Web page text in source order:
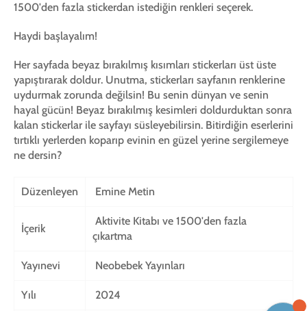
1500'den fazla stickerdan istediğin renkleri seçerek.
Haydi başlayalım!
Her sayfada beyaz bırakılmış kısımları stickerları üst üste
yapıştırarak doldur. Unutma, stickerları sayfanın renklerine
uydurmak zorunda değilsin! Bu senin dünyan ve senin
hayal gücün! Beyaz bırakılmış kesimleri doldurduktan sonra
kalan stickerlar ile sayfayı süsleyebilirsin. Bitirdiğin eserlerini
tırtıklı yerlerden koparıp evinin en güzel yerine sergilemeye
ne dersin?
Düzenleyen Emine Metin
İçerik
Aktivite Kitabı ve 1500'den fazla
çıkartma
Yayınevi Neobebek Yayınları
Yılı 2024